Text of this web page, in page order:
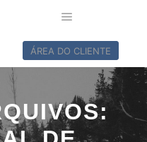
ÁREA DO CLIENTE